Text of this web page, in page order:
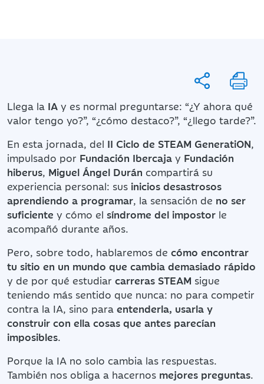
Llega la IA y es normal preguntarse: “¿Y ahora qué
valor tengo yo?”, “¿cómo destaco?”, “¿llego tarde?”.
En esta jornada, del II Ciclo de STEAM GeneratiON,
impulsado por Fundación Ibercaja y Fundación
hiberus, Miguel Ángel Durán compartirá su
experiencia personal: sus inicios desastrosos
aprendiendo a programar, la sensación de no ser
suficiente y cómo el síndrome del impostor le
acompañó durante años.
Pero, sobre todo, hablaremos de cómo encontrar
tu sitio en un mundo que cambia demasiado rápido
y de por qué estudiar carreras STEAM sigue
teniendo más sentido que nunca: no para competir
contra la IA, sino para entenderla, usarla y
construir con ella cosas que antes parecían
imposibles.
Porque la IA no solo cambia las respuestas.
También nos obliga a hacernos mejores preguntas.